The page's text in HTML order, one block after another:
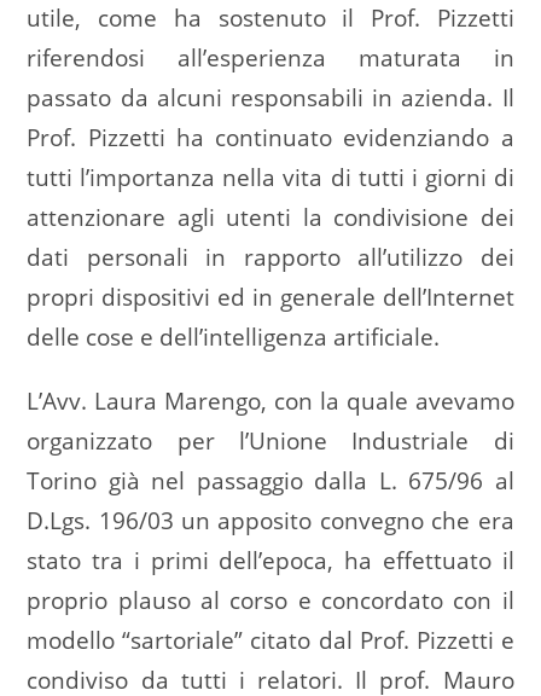
utile, come ha sostenuto il Prof. Pizzetti
riferendosi all’esperienza maturata in
passato da alcuni responsabili in azienda. Il
Prof. Pizzetti ha continuato evidenziando a
tutti l’importanza nella vita di tutti i giorni di
attenzionare agli utenti la condivisione dei
dati personali in rapporto all’utilizzo dei
propri dispositivi ed in generale dell’Internet
delle cose e dell’intelligenza artificiale.
L’Avv. Laura Marengo, con la quale avevamo
organizzato per l’Unione Industriale di
Torino già nel passaggio dalla L. 675/96 al
D.Lgs. 196/03 un apposito convegno che era
stato tra i primi dell’epoca, ha effettuato il
proprio plauso al corso e concordato con il
modello “sartoriale” citato dal Prof. Pizzetti e
condiviso da tutti i relatori. Il prof. Mauro